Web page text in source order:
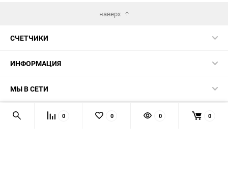
наверх
СЧЕТЧИКИ
ИНФОРМАЦИЯ
МЫ В СЕТИ
КОНТАКТЫ 0 0 0 0